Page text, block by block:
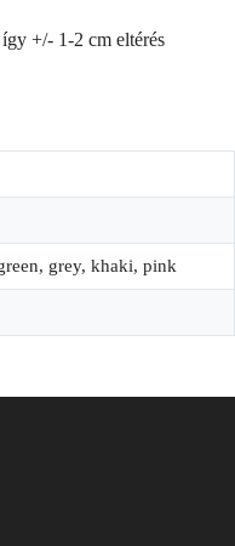
+/- 1-2 cm eltérés
grey, khaki, pink